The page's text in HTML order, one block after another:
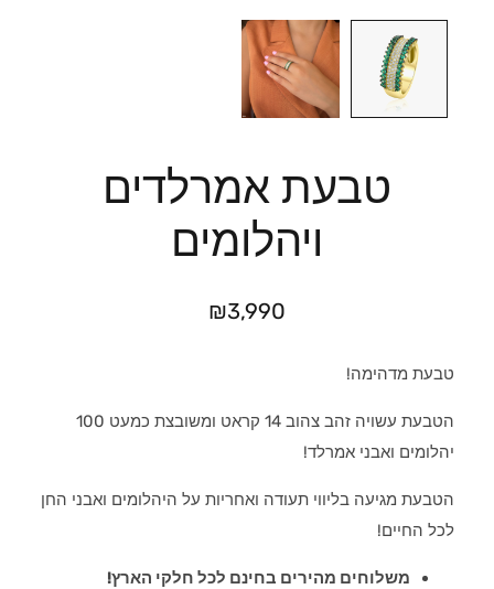
טבעת אמרלדים
ויהלומים
₪3,990
טבעת מדהימה!
הטבעת עשויה זהב צהוב 14 קראט ומשובצת כמעט 100
יהלומים ואבני אמרלד!
הטבעת מגיעה בליווי תעודה ואחריות על היהלומים ואבני החן
לכל החיים!
משלוחים מהירים בחינם לכל חלקי הארץ!